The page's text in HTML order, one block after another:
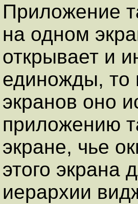
Приложение
на одном
открывает и
единожды, то
экранов оно
приложению
экране, чье
этого экрана
иерархии